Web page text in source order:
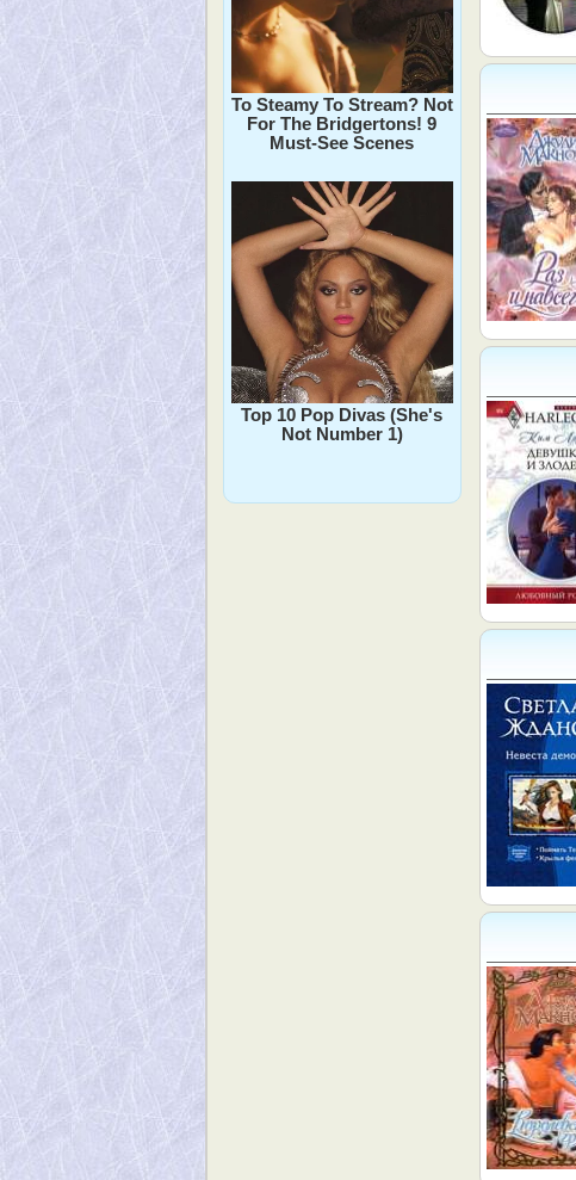
To Steamy To Stream? Not
For The Bridgertons! 9
Must-See Scenes
Top 10 Pop Divas (She's
Not Number 1)